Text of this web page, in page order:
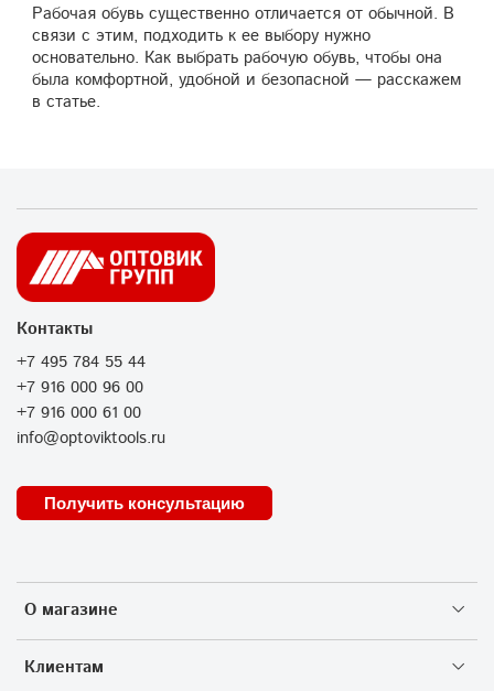
Рабочая обувь существенно отличается от обычной. В
связи с этим, подходить к ее выбору нужно
основательно. Как выбрать рабочую обувь, чтобы она
была комфортной, удобной и безопасной — расскажем
в статье.
О магазине
Клиентам
Контакты
+7 495 784 55 44
+7 916 000 96 00
+7 916 000 61 00
info@optoviktools.ru
Получить консультацию